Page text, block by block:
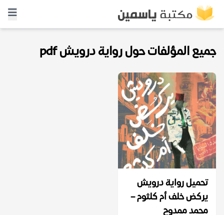
جميع المؤلفات حول رواية درويش pdf
تحميل رواية درويش
يركض خلف أم كلثوم –
محمد ممدوح